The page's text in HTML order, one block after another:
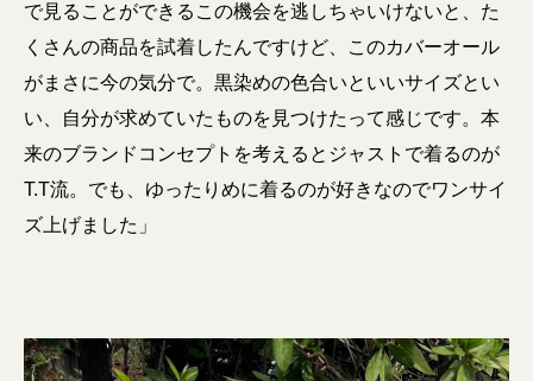
で見ることができるこの機会を逃しちゃいけないと、た
くさんの商品を試着したんですけど、このカバーオール
がまさに今の気分で。黒染めの色合いといいサイズとい
い、自分が求めていたものを見つけたって感じです。本
来のブランドコンセプトを考えるとジャストで着るのが
T.T流。でも、ゆったりめに着るのが好きなのでワンサイ
ズ上げました」